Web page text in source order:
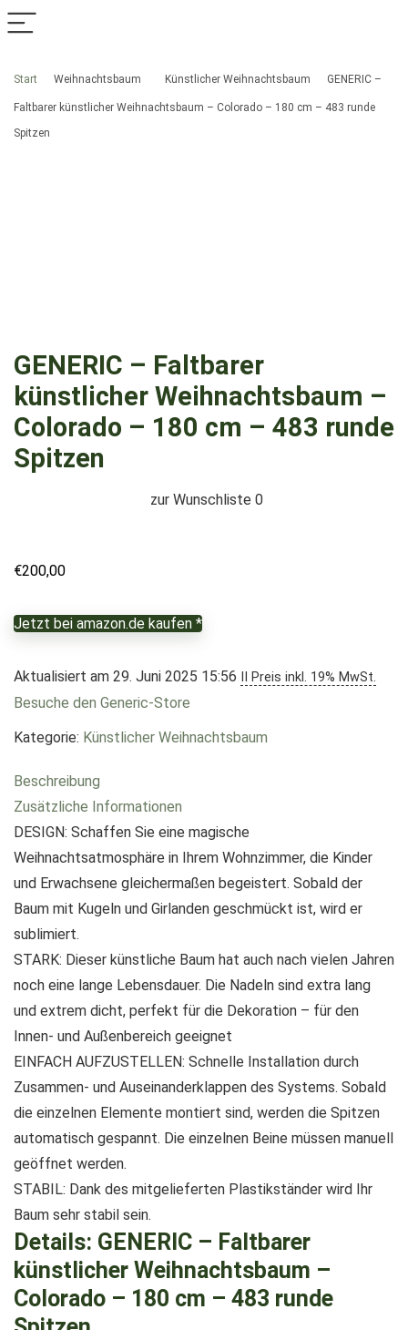
Start Weihnachtsbaum Künstlicher Weihnachtsbaum GENERIC –
Faltbarer künstlicher Weihnachtsbaum – Colorado – 180 cm – 483 runde
Spitzen
GENERIC – Faltbarer
künstlicher Weihnachtsbaum –
Colorado – 180 cm – 483 runde
Spitzen
zur Wunschliste 0
€200,00
Jetzt bei amazon.de kaufen *
Aktualisiert am 29. Juni 2025 15:56 II Preis inkl. 19% MwSt.
Besuche den Generic-Store
Kategorie: Künstlicher Weihnachtsbaum
Beschreibung
Zusätzliche Informationen
DESIGN: Schaffen Sie eine magische
Weihnachtsatmosphäre in Ihrem Wohnzimmer, die Kinder
und Erwachsene gleichermaßen begeistert. Sobald der
Baum mit Kugeln und Girlanden geschmückt ist, wird er
sublimiert.
STARK: Dieser künstliche Baum hat auch nach vielen Jahren
noch eine lange Lebensdauer. Die Nadeln sind extra lang
und extrem dicht, perfekt für die Dekoration – für den
Innen- und Außenbereich geeignet
EINFACH AUFZUSTELLEN: Schnelle Installation durch
Zusammen- und Auseinanderklappen des Systems. Sobald
die einzelnen Elemente montiert sind, werden die Spitzen
automatisch gespannt. Die einzelnen Beine müssen manuell
geöffnet werden.
STABIL: Dank des mitgelieferten Plastikständer wird Ihr
Baum sehr stabil sein.
Details: GENERIC – Faltbarer
künstlicher Weihnachtsbaum –
Colorado – 180 cm – 483 runde